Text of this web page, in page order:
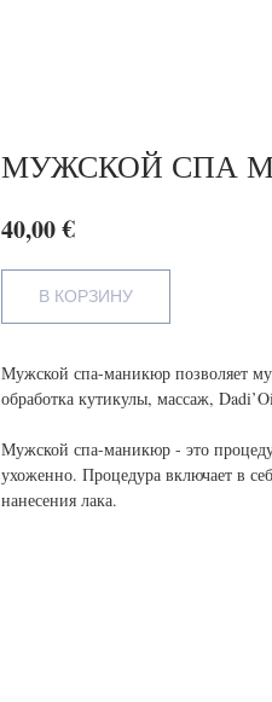
МУЖСКОЙ СПА
40,00 €
В КОРЗИНУ
Мужской спа-маникюр позволяет
обработка кутикулы, массаж,
Мужской спа-маникюр - это
ухоженно. Процедура включает в
нанесения лака.